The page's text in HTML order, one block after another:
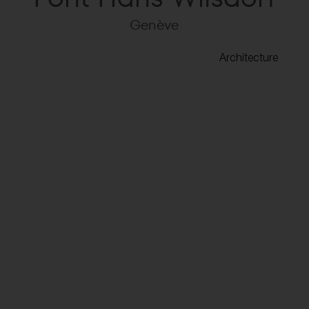
Genève
Architecture